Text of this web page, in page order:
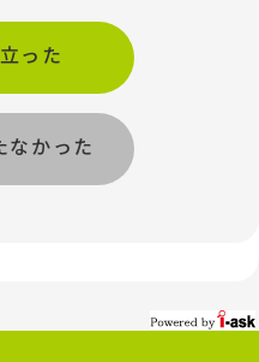
った
なかった